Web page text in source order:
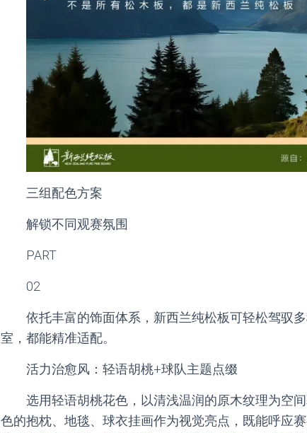
三组配色方案
解锁不同观赛氛围
PART
02
依托丰富的饰面体系，新西兰纯松板可轻松驾驭
室，都能精准适配。
活力治愈风：轻语胡桃+球队主题点缀
选用轻语胡桃花色，以清浅温润的原木纹理为空
色的抱枕、地毯、球衣挂画作为视觉亮点，既能呼应